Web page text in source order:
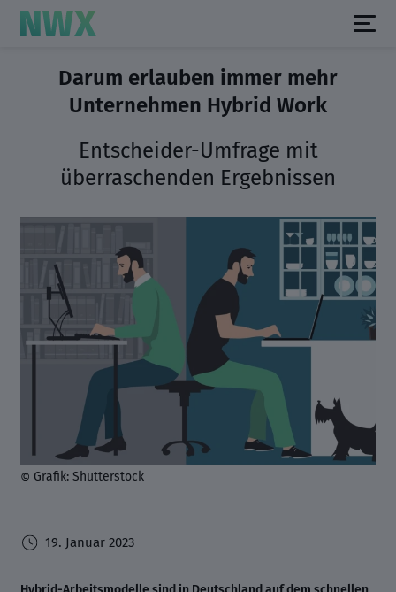
Darum erlauben immer mehr
Unternehmen Hybrid Work
Entscheider-Umfrage mit
überraschenden Ergebnissen
© Grafik: Shutterstock
19. Januar 2023